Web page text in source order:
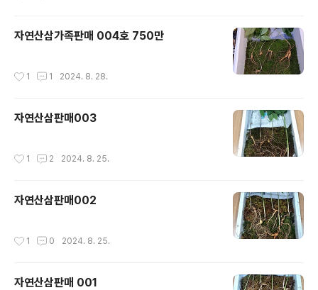
자연산삼가족판매 004호 750만
1 1 2024. 8. 28.
자연산삼판매003
1 2 2024. 8. 25.
자연산삼판매002
1 0 2024. 8. 25.
자연산삼판매 001